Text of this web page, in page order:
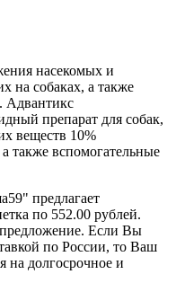
насекомых и
на собаках, а также
Адвантикс
препарат для собак,
веществ 10%
также вспомогательные
предлагает
по 552.00 рублей.
предложение. Если Вы
по России, то Ваш
на долгосрочное и